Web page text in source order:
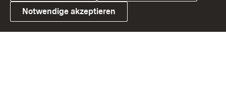
Link zum Landesportal
Notwendige akzeptieren